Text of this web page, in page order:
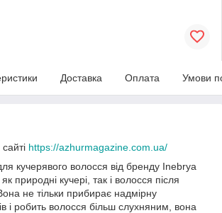
Доставка Оплата Умови
https://azhurmagazine.com.ua/
кучерявого волосся від бренду Inebrya
природні кучері, так і волосся після
не тільки прибирає надмірну
і робить волосся більш слухняним, вона